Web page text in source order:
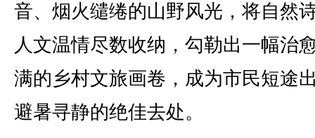
音、烟火缱绻的山野风光，将自然
人文温情尽数收纳，勾勒出一幅治
满的乡村文旅画卷，成为市民短途
避暑寻静的绝佳去处。